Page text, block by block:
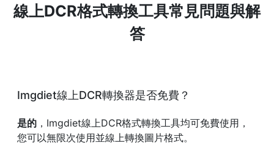
線上DCR格式轉換工具常見問題與解
答
Imgdiet線上DCR轉換器是否免費？
是的 ，Imgdiet線上DCR格式轉換工具均可免費使用，
您可以無限次使用並線上轉換圖片格式。